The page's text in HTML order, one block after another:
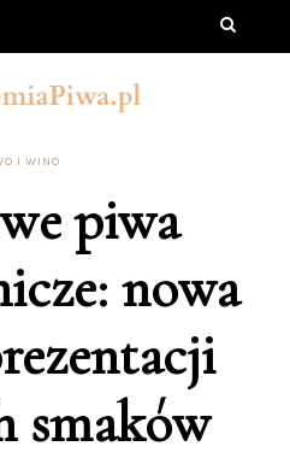
I WINO
piwa
nowa
smaków